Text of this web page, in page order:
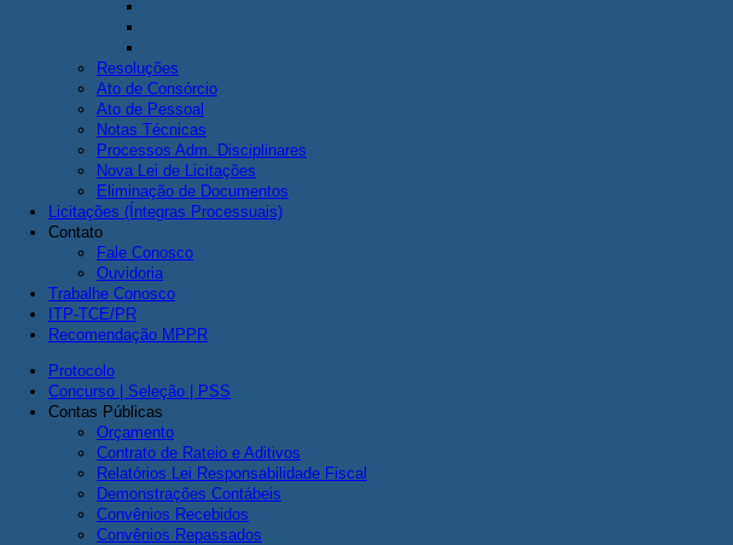
Resoluções
Ato de Consórcio
Ato de Pessoal
Notas Técnicas
Processos Adm. Disciplinares
Nova Lei de Licitações
Eliminação de Documentos
Licitações (Íntegras Processuais)
Contato
Fale Conosco
Ouvidoria
Trabalhe Conosco
ITP-TCE/PR
Recomendação MPPR
Protocolo
Concurso | Seleção | PSS
Contas Públicas
Orçamento
Contrato de Rateio e Aditivos
Relatórios Lei Responsabilidade Fiscal
Demonstrações Contábeis
Convênios Recebidos
Convênios Repassados